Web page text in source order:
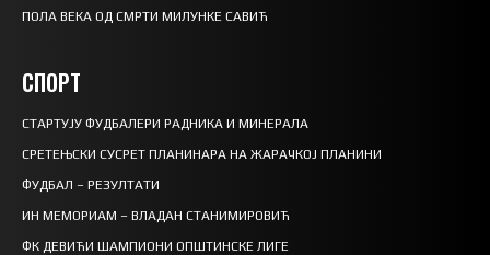
ПОЛА ВЕКА ОД СМРТИ МИЛУНКЕ САВИЋ
СПОРТ
СТАРТУЈУ ФУДБАЛЕРИ РАДНИКА И МИНЕРАЛА
СРЕТЕЊСКИ СУСРЕТ ПЛАНИНАРА НА ЖАРАЧКОЈ ПЛАНИНИ
ФУДБАЛ – РЕЗУЛТАТИ
ИН МЕМОРИАМ – ВЛАДАН СТАНИМИРОВИЋ
ФК ДЕВИЋИ ШАМПИОНИ ОПШТИНСКЕ ЛИГЕ